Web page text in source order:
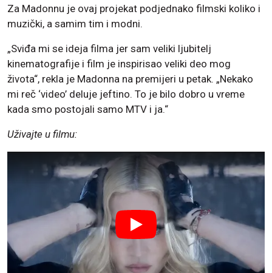
Za Madonnu je ovaj projekat podjednako filmski koliko i
muzički, a samim tim i modni.
„Sviđa mi se ideja filma jer sam veliki ljubitelj
kinematografije i film je inspirisao veliki deo mog
života“, rekla je Madonna na premijeri u petak. „Nekako
mi reč ‘video’ deluje jeftino. To je bilo dobro u vreme
kada smo postojali samo MTV i ja.“
Uživajte u filmu: